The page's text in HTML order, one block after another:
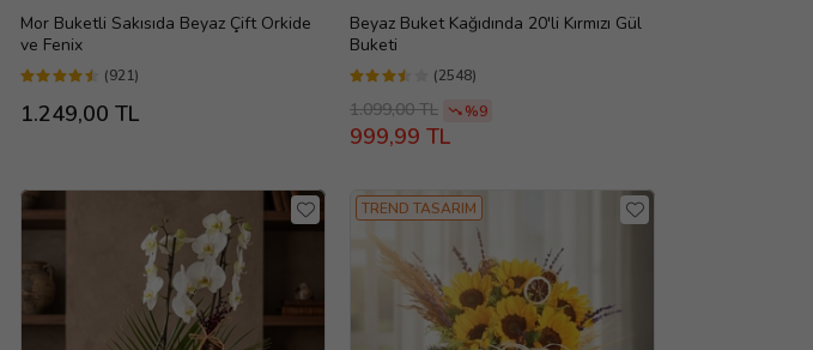
Mor Buketli Sakısıda Beyaz Çift Orkide
ve Fenix
(921)
1.249,00 TL
Beyaz Buket Kağıdında 20'li Kırmızı Gül
Buketi
(2548)
1.099,00 TL %9
999,99 TL
TREND TASARIM